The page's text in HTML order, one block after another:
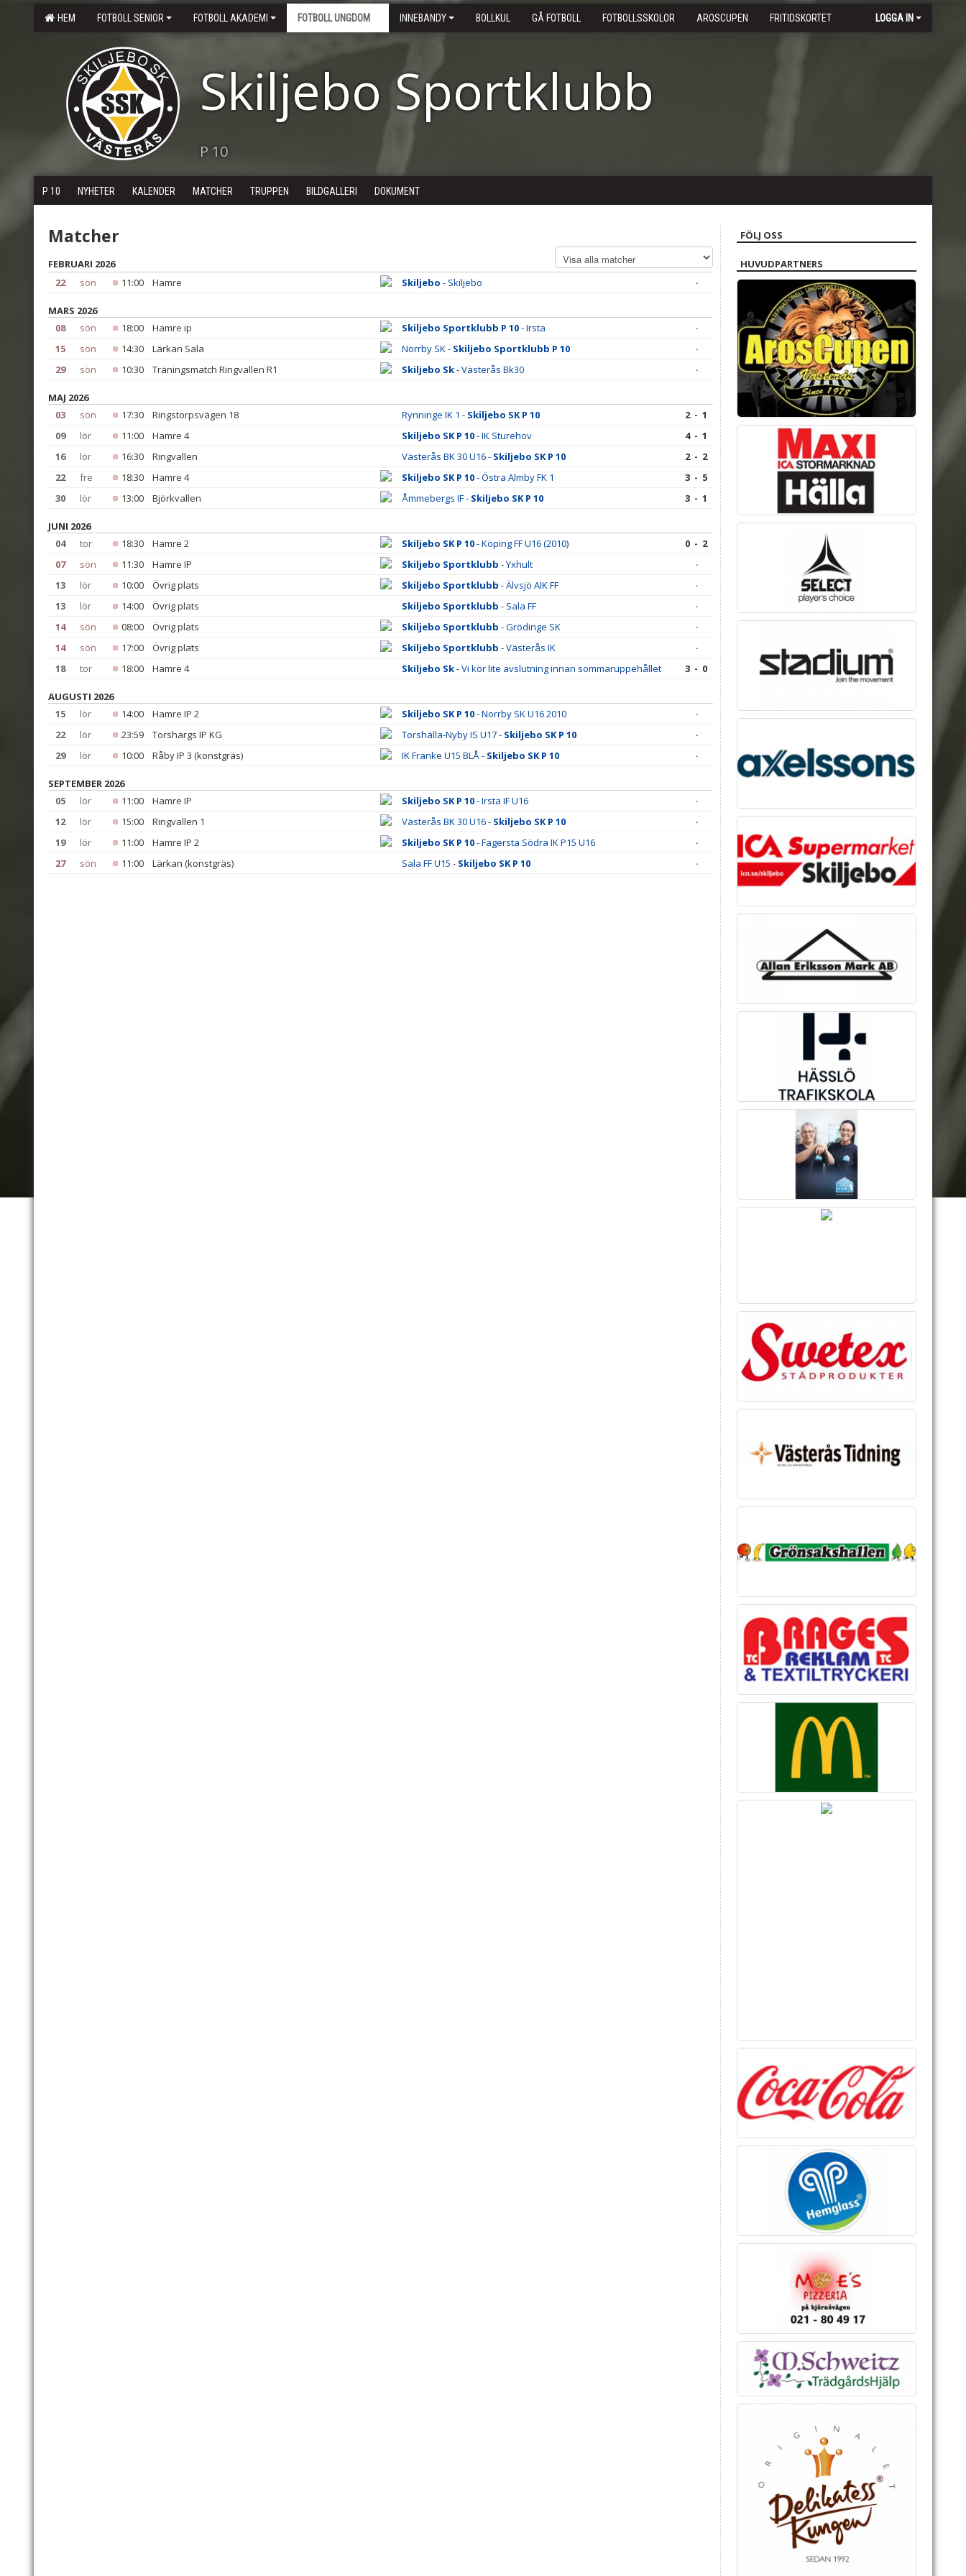
HEM FOTBOLL SENIOR FOTBOLL AKADEMI FOTBOLL UNGDOM INNEBANDY BOLLKUL GÅ FOTBOLL FOTBOLLSSKOLOR AROSCUPEN FRITIDSKORTET LOGGA IN
Skiljebo Sportklubb
P 10
P 10 NYHETER KALENDER MATCHER TRUPPEN BILDGALLERI DOKUMENT
Matcher
FEBRUARI 2026
22
sön 11:00 Hamre Skiljebo - Skiljebo -
MARS 2026
08
sön 18:00 Hamre ip Skiljebo Sportklubb P 10- Irsta
-
15
sön 14:30 Lärkan Sala Norrby SK - Skiljebo Sportklubb P 10
-
29
sön 10:30 Träningsmatch Ringvallen R1 Skiljebo Sk- Västerås Bk30 -
MAJ 2026
03
sön 17:30 Ringstorpsvägen 18 Rynninge IK 1 - Skiljebo SK P 10
2 - 1
09
lör 11:00 Hamre 4 Skiljebo SK P 10- IK Sturehov
4 - 1
16
lör 16:30 Ringvallen Västerås BK 30 U16 - Skiljebo SK P 10
2 - 2
22
fre 18:30 Hamre 4 Skiljebo SK P 10- Östra Almby FK 1
3 - 5
30
lör 13:00 Björkvallen Åmmebergs IF - Skiljebo SK P 10 3 - 1
JUNI 2026
04
tor 18:30 Hamre 2 Skiljebo SK P 10- Köping FF U16 (2010)
0 - 2
07
sön 11:30 Hamre IP Skiljebo Sportklubb - Yxhult
-
13
lör 10:00 Övrig plats Skiljebo Sportklubb - Älvsjö AIK FF
-
13
lör 14:00 Övrig plats Skiljebo Sportklubb - Sala FF
-
14
sön 08:00 Övrig plats Skiljebo Sportklubb - Grödinge SK
-
14
sön 17:00 Övrig plats Skiljebo Sportklubb - Västerås IK
-
18
tor 18:00 Hamre 4 Skiljebo Sk- Vi kör lite avslutning innan sommaruppehållet 3 - 0
AUGUSTI 2026
15
lör 14:00 Hamre IP 2 Skiljebo SK P 10- Norrby SK U16 2010
-
22
lör 23:59 Torshargs IP KG Torshälla-Nyby IS U17 - Skiljebo SK P 10
-
29
lör 10:00 Råby IP 3 (konstgräs) IK Franke U15 BLÅ - Skiljebo SK P 10 -
SEPTEMBER 2026
05
lör 11:00 Hamre IP Skiljebo SK P 10- Irsta IF U16
-
12
lör 15:00 Ringvallen 1 Västerås BK 30 U16 - Skiljebo SK P 10
-
19
lör 11:00 Hamre IP 2 Skiljebo SK P 10- Fagersta Södra IK P15 U16
-
27
sön 11:00 Lärkan (konstgräs) Sala FF U15 - Skiljebo SK P 10 -
FÖLJ OSS
HUVUDPARTNERS